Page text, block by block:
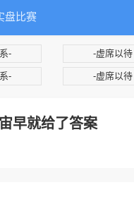
盘比赛
- -虚席以
- -虚席以
早就给了答案